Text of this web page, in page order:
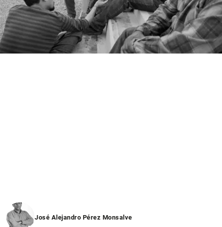
José Alejandro Pérez Monsalve